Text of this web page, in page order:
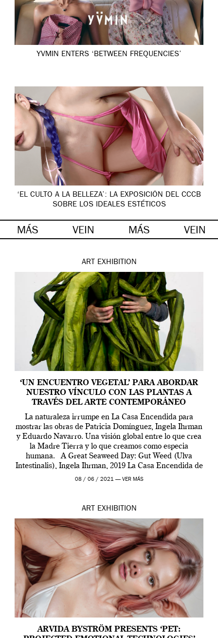
YVMIN ENTERS ‘BETWEEN FREQUENCIES’
‘EL CULTO A LA BELLEZA’: LA EXPOSICIÓN DEL CCCB
SOBRE LOS IDEALES ESTÉTICOS
MÁS VEIN MÁS VEIN
ART EXHIBITION
‘UN ENCUENTRO VEGETAL’ PARA ABORDAR
NUESTRO VÍNCULO CON LAS PLANTAS A
TRAVÉS DEL ARTE CONTEMPORÁNEO
La naturaleza irrumpe en La Casa Encendida para
mostrar las obras de Patricia Domínguez, Ingela Ihrman
y Eduardo Navarro. Una visión global entre lo que crea
la Madre Tierra y lo que creamos como especia
humana. A Great Seaweed Day: Gut Weed (Ulva
Intestinalis), Ingela Ihrman, 2019 La Casa Encendida de
Madrid y la Wellcome […]
08 / 06 / 2021 — VER MÁS
ART EXHIBITION
ARVIDA BYSTRÖM PRESENTS ‘PET: